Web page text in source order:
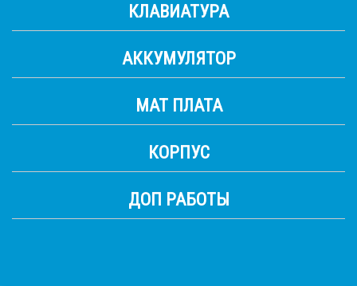
КЛАВИАТУРА
АККУМУЛЯТОР
МАТ ПЛАТА
КОРПУС
ДОП РАБОТЫ